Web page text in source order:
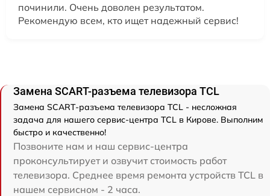
починили. Очень доволен результатом.
Рекомендую всем, кто ищет надежный сервис!
Замена SCART-разъема телевизора TCL
Замена SCART-разъема телевизора TCL - несложная
задача для нашего сервис-центра TCL в Кирове. Выполним
быстро и качественно!
Позвоните нам и наш сервис-центра
проконсультирует и озвучит стоимость работ
телевизора. Среднее время ремонта устройств TCL в
нашем сервисном - 2 часа.